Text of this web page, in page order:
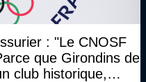
: "Le CNOSF
que Girondins de
club historique,